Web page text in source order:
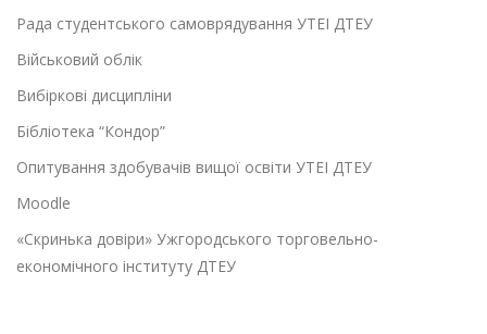
Рада студентського самоврядування УТЕІ ДТЕУ
Військовий облік
Вибіркові дисципліни
Бібліотека “Кондор”
Опитування здобувачів вищої освіти УТЕІ ДТЕУ
Moodle
«Скринька довіри» Ужгородського торговельно-
економічного інституту ДТЕУ